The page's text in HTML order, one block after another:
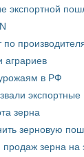
экспортной
по
аграриев
в РФ
зерна
зерновую
зерна